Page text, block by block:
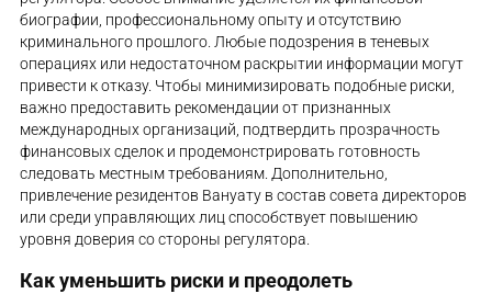
биографии, профессиональному опыту и отсутствию
криминального прошлого. Любые подозрения в теневых
операциях или недостаточном раскрытии информации могут
привести к отказу. Чтобы минимизировать подобные риски,
важно предоставить рекомендации от признанных
международных организаций, подтвердить прозрачность
финансовых сделок и продемонстрировать готовность
следовать местным требованиям. Дополнительно,
привлечение резидентов Вануату в состав совета директоров
или среди управляющих лиц способствует повышению
уровня доверия со стороны регулятора.
Как уменьшить риски и преодолеть